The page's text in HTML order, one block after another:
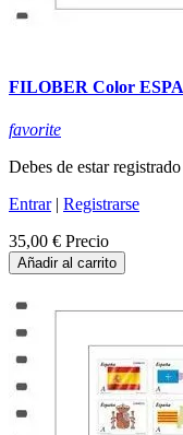
FILOBER Color
favorite
Debes de estar registrado
Entrar| Registrarse
35,00 € Precio
Añadir al carrito